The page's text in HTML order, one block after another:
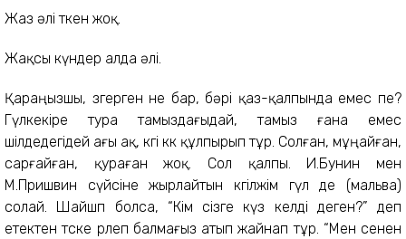
Жаз әлі өткен жоқ.
Жақсы күндер алда әлі.
Қараңызшы, өзгерген не бар, бәрі қаз-қалпында емес пе?
Гүлкекіре тура тамыздағыдай, тамыз ғана емес
шілдедегідей ағы ақ, көгі көк құлпырып тұр. Солған, мұңайған,
сарғайған, қураған жоқ. Сол қалпы. И.Бунин мен
М.Пришвин сүйсіне жырлайтын көгілжім гүл де (мальва)
солай. Шайшөп болса, “Кім сізге күз келді деген?” деп
етектен төске өрлеп балмағыз атып жайнап тұр. “Мен сенен